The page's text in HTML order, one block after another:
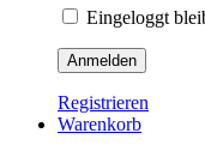
Eingeloggt
Registrieren
Warenkorb